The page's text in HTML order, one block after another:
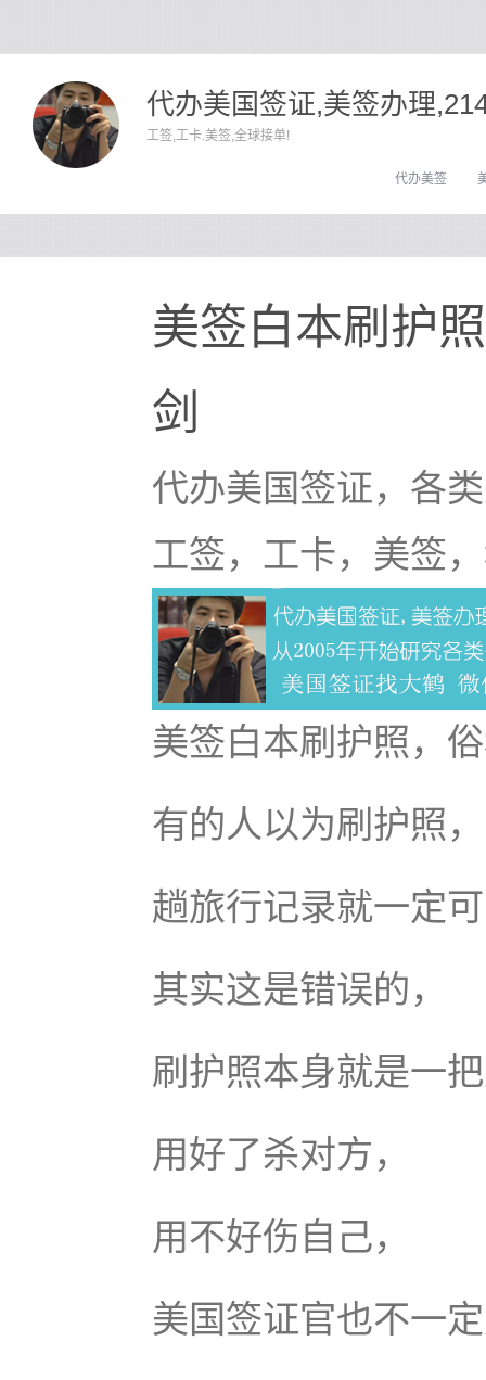
代办美国签证,美签办理
工签,工卡.美签,全球接单!
代办美签
美签白本刷护
剑
代办美国签证，各
工签，工卡，美签
美签白本刷护照，
有的人以为刷护照，
趟旅行记录就一定
其实这是错误的，
刷护照本身就是一
用好了杀对方，
用不好伤自己，
美国签证官也不一